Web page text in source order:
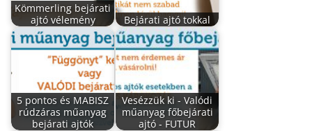
Kömmerling bejárati
ajtó vélemény
Bejárati ajtó tokkal
5 pontos és MABISZ
rúdzáras műanyag
bejárati ajtók
Vesézzük ki - Valódi
műanyag főbejárati
ajtó - FUTUR